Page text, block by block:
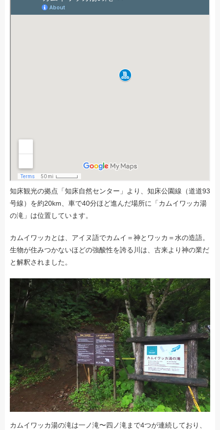
知床観光の拠点「知床自然センター」より、知床公園線（道道93
号線）を約20km、車で40分ほど進んだ場所に「カムイワッカ湯
の滝」は位置しています。
カムイワッカとは、アイヌ語でカムイ＝神とワッカ＝水の造語。
生物が住みつかないほどの強酸性を誇る川は、古来より神の業だ
と解釈されました。
カムイワッカ湯の滝は一ノ滝〜四ノ滝まで4つが連続しており、